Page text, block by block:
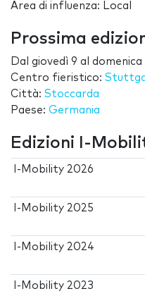
Area di influenza: Local
Prossima
Dal giovedì 9 al domenica
Centro fieristico:
Città: Stoccarda
Paese: Germania
Edizioni I-
I-Mobility 2026
I-Mobility 2025
I-Mobility 2024
I-Mobility 2023